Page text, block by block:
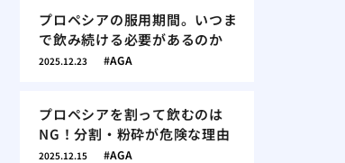
プロペシアの服用期間。いつま
で飲み続ける必要があるのか
2025.12.23 AGA
プロペシアを割って飲むのは
NG！分割・粉砕が危険な理由
2025.12.15 AGA